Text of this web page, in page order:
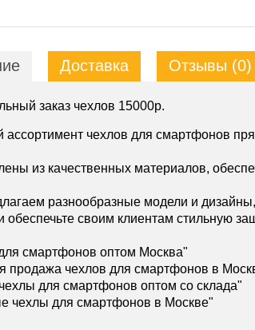
Доставка Отзывы (0)
заказ чехлов 15000р.
ассортимент чехлов для смартфонов
из качественных материалов,
разнообразные модели и
обеспечьте своим клиентам стильную
смартфонов оптом Москва"
продажа чехлов для смартфонов в
для смартфонов оптом со склада"
чехлы для смартфонов в Москве"